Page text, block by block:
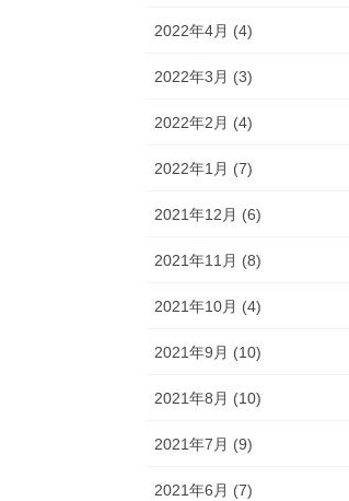
2022年4月 (4)
2022年3月 (3)
2022年2月 (4)
2022年1月 (7)
2021年12月 (6)
2021年11月 (8)
2021年10月 (4)
2021年9月 (10)
2021年8月 (10)
2021年7月 (9)
2021年6月 (7)